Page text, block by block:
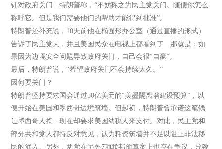
针对政府关门，特朗普称，“不妨称之为民主党关门。随便你怎么
称呼它。但是我们需要他们的帮助才能得到批准”。
特朗普还补充说，10天前他在椭圆形办公室（通过直播的形式）
告诉了民主党人，并且美国民众在电视上都看到了，那就是：如
果因为边境安全问题导致政府关门，自己会很“自豪”。
最后，特朗普说，“希望政府关门不会持续太久。”
因何要关门？
特朗普坚持要求国会通过50亿美元的“美墨隔离墙建设预算”，以
便开始在美国和墨西哥边境筑墙。但起初，特朗普曾承诺这笔钱
让墨西哥人掏，现在却要求美国纳税人来支付。对此，民主党和
部分共和党人都持反对意见，认为耗资筑墙并不足以阻止非法移
民的涌入。另外，两党在另外7项联邦预算案上也存在争议，导致